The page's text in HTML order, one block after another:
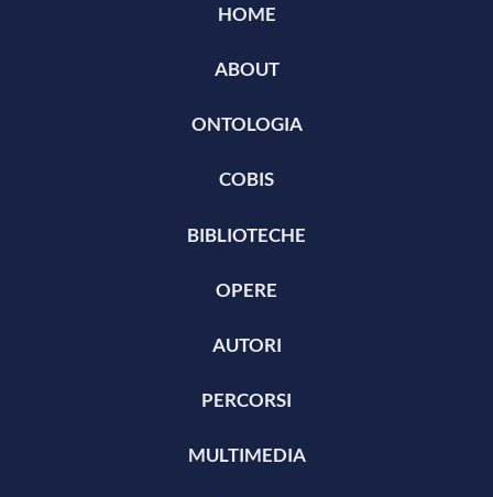
HOME
ABOUT
ONTOLOGIA
COBIS
BIBLIOTECHE
OPERE
AUTORI
PERCORSI
MULTIMEDIA